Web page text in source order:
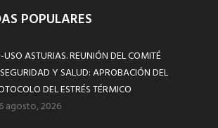
POPULARES
USO ASTURIAS. REUNIÓN DEL COMITÉ
Y SALUD: APROBACIÓN DEL
DEL ESTRÉS TÉRMICO
6 agosto, 2026